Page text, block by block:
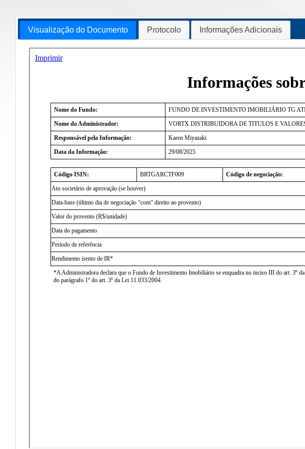
Visualização do Documento Protocolo Informações Adicionais